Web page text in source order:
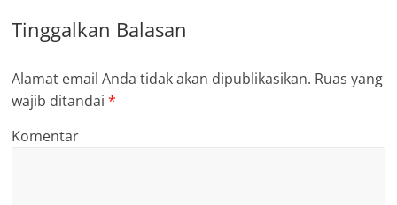
Tinggalkan Balasan
Alamat email Anda tidak akan dipublikasikan. Ruas yang
wajib ditandai*
Komentar